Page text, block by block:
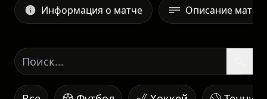
Информация о матче Описание матча